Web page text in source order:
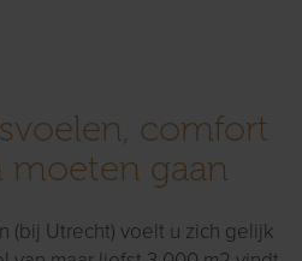
comfort
moeten gaan
(bij Utrecht) voelt u zich gelijk